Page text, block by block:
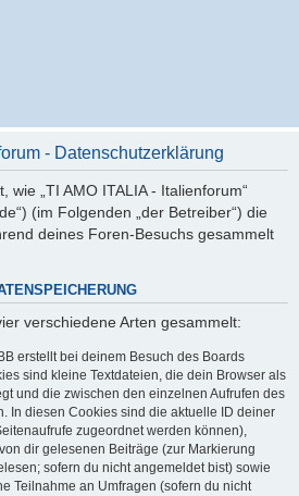
- Datenschutzerklärung
wie „TI AMO ITALIA - Italienforum“
(im Folgenden „der Betreiber“) die
deines Foren-Besuchs gesammelt
verschiedene Arten gesammelt:
erstellt bei deinem Besuch des Boards
sind kleine Textdateien, die dein Browser als
und die zwischen den einzelnen Aufrufen des
In diesen Cookies sind die aktuelle ID deiner
zugeordnet werden können),
dir gelesenen Beiträge (zur Markierung
sofern du nicht angemeldet bist) sowie
Teilnahme an Umfragen (sofern du nicht